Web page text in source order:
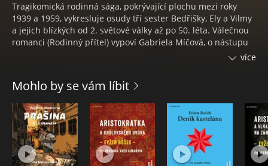
Tragikomická rodinná sága, pokrývající plochu mezi roky
1939 a 1959, vykresluje osudy tří sester Bedřišky, Ely a Vilmy
a jejich blízkých od 2. světové války až po 50. léta. Válečnou
romanci (Rodinný přítel) vypoví Gabriela Míčová, o nástupu
či zbabělost, sobectví nebo obětavost, selhání a vítězství…
Přesto však v příbězích nechybí láska, přátelství a zejména
humor.
„Je to ta nejosobnější věc, na které jsem kdy pracoval.
Zahradnictví vychází z historie mé rodiny, z pamětí mých
rodičů a prarodičů.“
více
Mohlo by se vám líbit